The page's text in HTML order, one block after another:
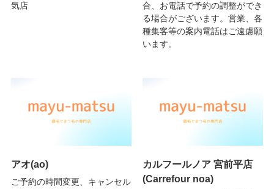
気店
合、お電話で予約の調整ができ
る場合がございます。営業、各
種集客等の案内電話はご遠慮願
います。
アオ(ao)
ご予約の時間変更、キャンセル
カルフールノア 宮前平店
(Carrefour noa)